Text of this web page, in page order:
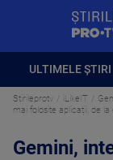
ULTIMELE ȘTIRI
Stirileprotv iLikeIT
mai folosite aplicații, de
Gemini,